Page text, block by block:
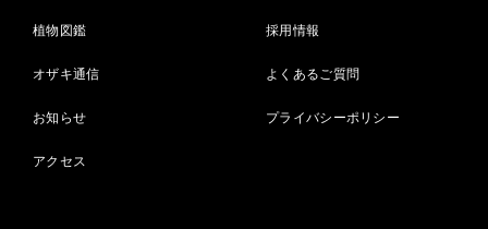
植物図鑑
オザキ通信
お知らせ
アクセス
採用情報
よくあるご質問
プライバシーポリシー